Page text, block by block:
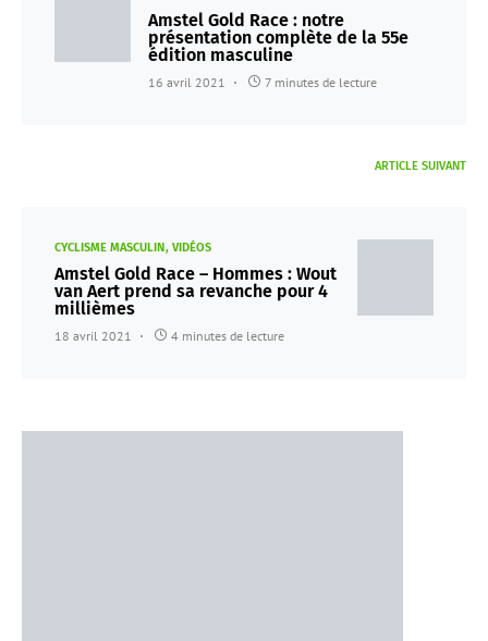
Amstel Gold Race : notre
présentation complète de la 55e
édition masculine
16 avril 2021 7 minutes de lecture
ARTICLE SUIVANT
CYCLISME MASCULIN VIDÉOS
Amstel Gold Race – Hommes : Wout
van Aert prend sa revanche pour 4
millièmes
18 avril 2021 4 minutes de lecture